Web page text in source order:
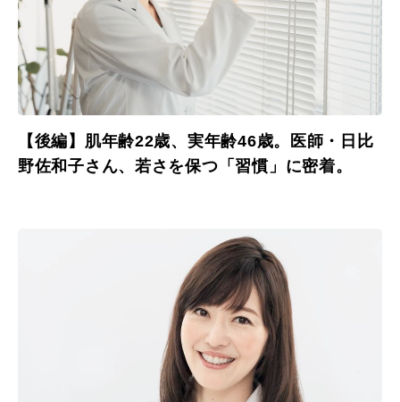
【後編】肌年齢22歳、実年齢46歳。医師・日比
野佐和子さん、若さを保つ「習慣」に密着。